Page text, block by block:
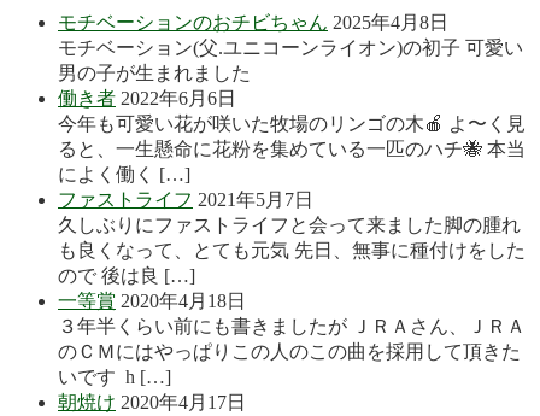
モチベーションのおチビちゃん 2025年4月8日
モチベーション(父.ユニコーンライオン)の初子 可愛い
男の子が生まれました
働き者 2022年6月6日
今年も可愛い花が咲いた牧場のリンゴの木🍎 よ〜く見
ると、一生懸命に花粉を集めている一匹のハチ🐝 本当
によく働く […]
ファストライフ 2021年5月7日
久しぶりにファストライフと会って来ました脚の腫れ
も良くなって、とても元気 先日、無事に種付けをした
ので 後は良 […]
一等賞 2020年4月18日
３年半くらい前にも書きましたが ＪＲＡさん、ＪＲＡ
のＣＭにはやっぱりこの人のこの曲を採用して頂きた
いです h […]
朝焼け 2020年4月17日